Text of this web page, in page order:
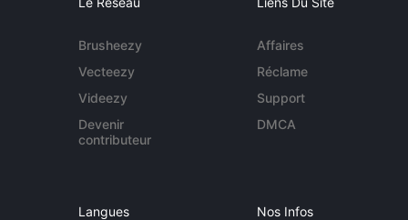
Brusheezy
Vecteezy
Videezy
Devenir
contributeur
Affaires
Réclame
Support
DMCA
Langues Nos Infos